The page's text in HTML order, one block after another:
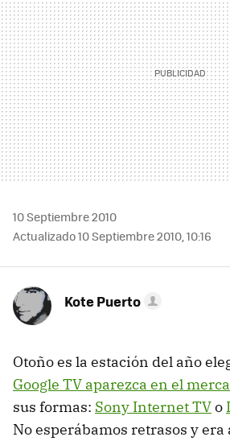
10 Septiembre 2010
Actualizado 10 Septiembre 2010, 10:16
Kote Puerto
Otoño es la estación del año
Google TV aparezca en el
sus formas: Sony Internet TVo
No esperábamos retrasos y era